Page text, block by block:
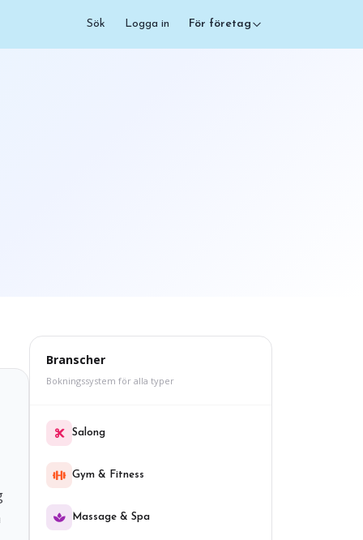
Sök Logga in För företag
Branscher
Bokningssystem för alla typer
Salong
Gym & Fitness
Massage & Spa